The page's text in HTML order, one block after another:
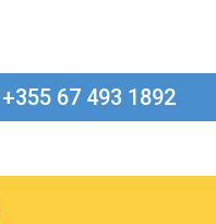
+355 67 493 1892